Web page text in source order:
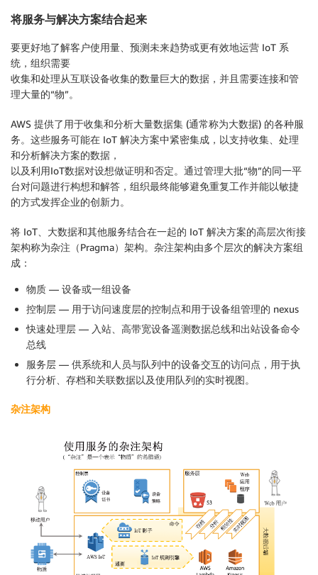
将服务与解决方案结合起来
要更好地了解客户使用量、预测未来趋势或更有效地运营 IoT 系
统，组织需要
收集和处理从互联设备收集的数量巨大的数据，并且需要连接和管
理大量的“物”。
AWS 提供了用于收集和分析大量数据集 (通常称为大数据) 的各种服
务。这些服务可能在 IoT 解决方案中紧密集成，以支持收集、处理
和分析解决方案的数据，
以及利用IoT数据对设想做证明和否定。通过管理大批“物”的同一平
台对问题进行构想和解答，组织最终能够避免重复工作并能以敏捷
的方式发挥企业的创新力。
将 IoT、大数据和其他服务结合在一起的 IoT 解决方案的高层次衔接
架构称为杂注（Pragma）架构。杂注架构由多个层次的解决方案组
成：
物质 — 设备或一组设备
控制层 — 用于访问速度层的控制点和用于设备组管理的 nexus
快速处理层 — 入站、高带宽设备遥测数据总线和出站设备命令
总线
服务层 — 供系统和人员与队列中的设备交互的访问点，用于执
行分析、存档和关联数据以及使用队列的实时视图。
杂注架构